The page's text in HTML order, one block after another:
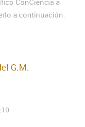
a continuación.
G.M.